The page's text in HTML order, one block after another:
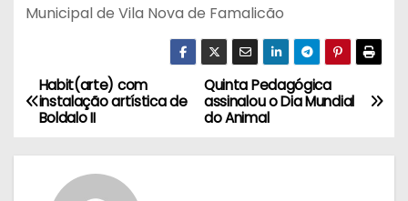
Municipal de Vila Nova de Famalicão
N
a
Quinta Pedagógica
assinalou o Dia Mundial
do Animal
Habit(arte) com
instalação artística de
Boldalo II